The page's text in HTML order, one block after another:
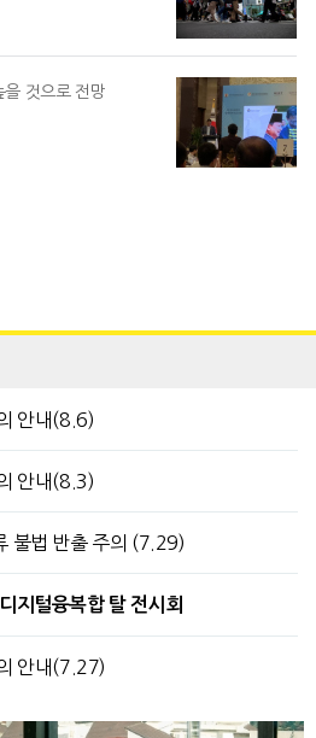
을 것으로 전망
안내(8.6)
안내(8.3)
불법 반출 주의 (7.29)
지털융복합 탈 전시회
안내(7.27)